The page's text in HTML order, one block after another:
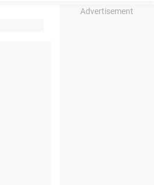
Advertisement